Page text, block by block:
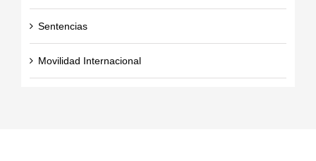
Sentencias
Movilidad Internacional